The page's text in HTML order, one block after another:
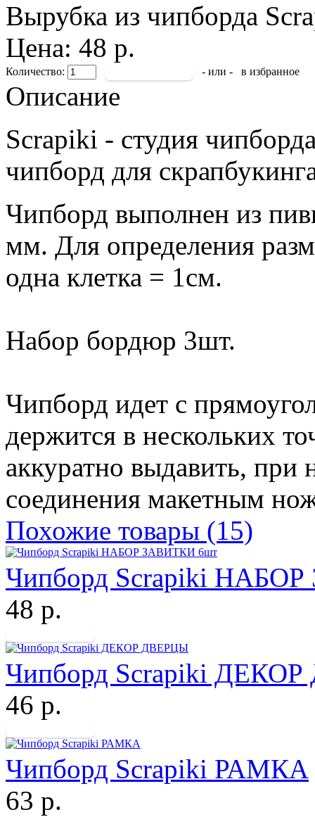
Вырубка из чипборда
Цена: 48 р.
Количество: - или - в избранное
Описание
Scrapiki - студия
чипборд для
Чипборд выполнен из
мм. Для определения
одна клетка = 1см.
Набор бордюр 3шт.
Чипборд идет с
держится в нескольких
аккуратно выдавить, при
соединения макетным
Похожие товары (15)
Чипборд Scrapiki
48 р.
Чипборд Scrapiki
46 р.
Чипборд Scrapiki РАМКА
63 р.